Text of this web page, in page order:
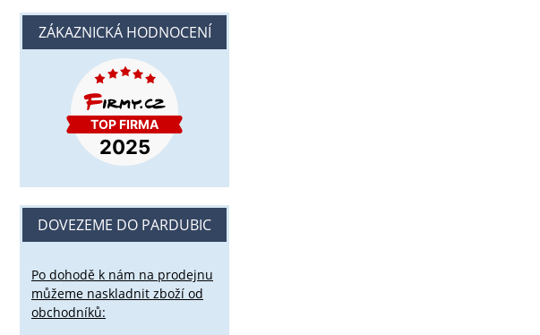
ZÁKAZNICKÁ HODNOCENÍ
DOVEZEME DO PARDUBIC
Po dohodě k nám na prodejnu
můžeme naskladnit zboží od
obchodníků: